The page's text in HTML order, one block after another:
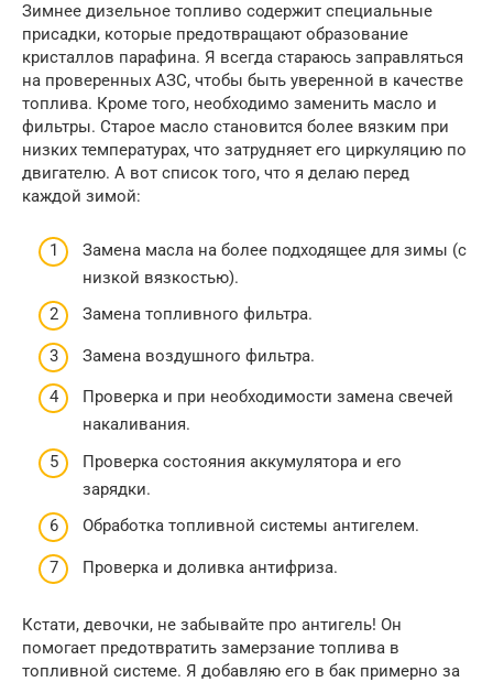
Зимнее дизельное топливо содержит специальные
присадки, которые предотвращают образование
кристаллов парафина. Я всегда стараюсь заправляться
на проверенных АЗС, чтобы быть уверенной в качестве
топлива. Кроме того, необходимо заменить масло и
фильтры. Старое масло становится более вязким при
низких температурах, что затрудняет его циркуляцию по
двигателю. А вот список того, что я делаю перед
каждой зимой:
Замена масла на более подходящее для зимы (с
низкой вязкостью).
Замена топливного фильтра.
Замена воздушного фильтра.
Проверка и при необходимости замена свечей
накаливания.
Проверка состояния аккумулятора и его
зарядки.
Обработка топливной системы антигелем.
Проверка и доливка антифриза.
Кстати, девочки, не забывайте про антигель! Он
помогает предотвратить замерзание топлива в
топливной системе. Я добавляю его в бак примерно за